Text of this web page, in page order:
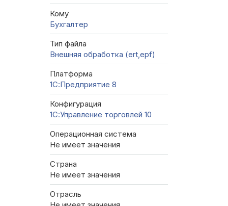
Кому
Бухгалтер
Тип файла
Внешняя обработка (ert,epf)
Платформа
1С:Предприятие 8
Конфигурация
1С:Управление торговлей 10
Операционная система
Не имеет значения
Страна
Не имеет значения
Отрасль